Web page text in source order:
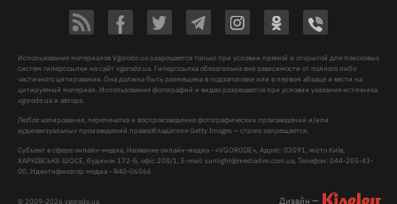
© 2009-2026 vgorode.ua
Использование материалов Vgorode.ua разрешается только при условии прямой и открытой для поисковых
систем гиперссылки на сайт vgorode.ua. Гиперссылка обязательна вне зависимости от полного либо
частичного цитирования. Она должна быть размещена в подзаголовке или в первом абзаце и вести на
цитируемый материал. Использование фотографий и видео разрешается при условии указания источника
vgorode.ua и автора.
Любое копирование, перепечатка и воспроизведение фотографических произведений и/или
аудиовизуальных произведений правообладателя Getty Images – строго запрещается.
Субъект в сфере онлайн-медиа, Название онлайн-медиа - «VGORODE», Адрес: 02091, місто Київ,
ХАРКІВСЬКЕ ШОСЕ, будинок 172-Б, офіс 208/1, E-mail:sunlight@mediadim.com.ua, Телефон: 044-205-43-
00, Идентификатор медиа - R40-06066
Дизайн —